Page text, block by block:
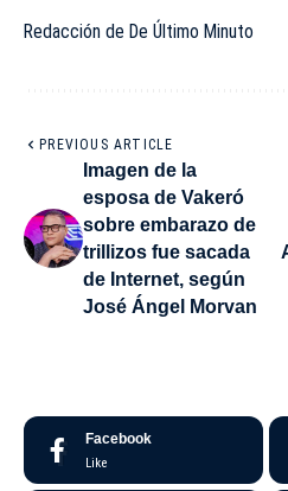
Redacción de De Último Minuto
PREVIOUS ARTICLE
Imagen de la
esposa de Vakeró
sobre embarazo de
trillizos fue sacada
de Internet, según
José Ángel Morvan
Facebook
Like